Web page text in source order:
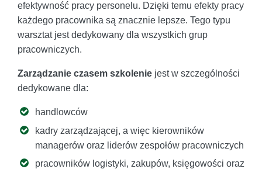
efektywność pracy personelu. Dzięki temu efekty pracy
każdego pracownika są znacznie lepsze. Tego typu
warsztat jest dedykowany dla wszystkich grup
pracowniczych.
Zarządzanie czasem szkolenie jest w szczególności
dedykowane dla:
handlowców
kadry zarządzającej, a więc kierowników
managerów oraz liderów zespołów pracowniczych
pracowników logistyki, zakupów, księgowości oraz